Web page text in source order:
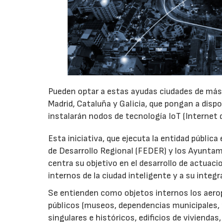
Pueden optar a estas ayudas ciudades de
Madrid, Cataluña y Galicia, que pongan a
instalarán nodos de tecnología IoT (Internet
Esta iniciativa, que ejecuta la entidad pública
de Desarrollo Regional (FEDER) y los
centra su objetivo en el desarrollo de
internos de la ciudad inteligente y a su
Se entienden como objetos internos los
públicos (museos, dependencias
singulares e históricos, edificios de